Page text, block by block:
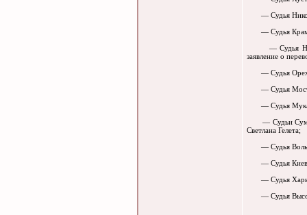
— Судья
— Судья
— Судья
заявление о
— Судья
— Судья
— Судья
— Судьи
Светлана Гелета;
— Судья
— Судья
— Судья
— Судья